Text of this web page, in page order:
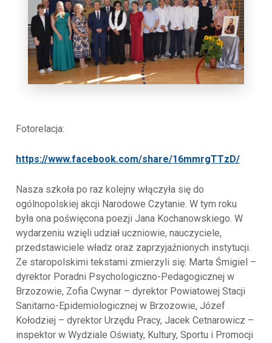
Fotorelacja:
https://www.facebook.com/share/16mmrgTTzD/
Nasza szkoła po raz kolejny włączyła się do
ogólnopolskiej akcji Narodowe Czytanie. W tym roku
była ona poświęcona poezji Jana Kochanowskiego. W
wydarzeniu wzięli udział uczniowie, nauczyciele,
przedstawiciele władz oraz zaprzyjaźnionych instytucji.
Ze staropolskimi tekstami zmierzyli się: Marta Śmigiel –
dyrektor Poradni Psychologiczno-Pedagogicznej w
Brzozowie, Zofia Cwynar – dyrektor Powiatowej Stacji
Sanitarno-Epidemiologicznej w Brzozowie, Józef
Kołodziej – dyrektor Urzędu Pracy, Jacek Cetnarowicz –
inspektor w Wydziale Oświaty, Kultury, Sportu i Promocji